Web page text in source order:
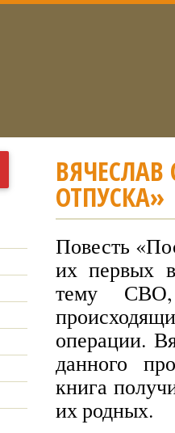
ОТПУСКА»
Повесть
их первых
тему СВО,
операции.
данного
книга
их родных.